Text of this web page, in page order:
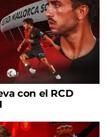
con el RCD